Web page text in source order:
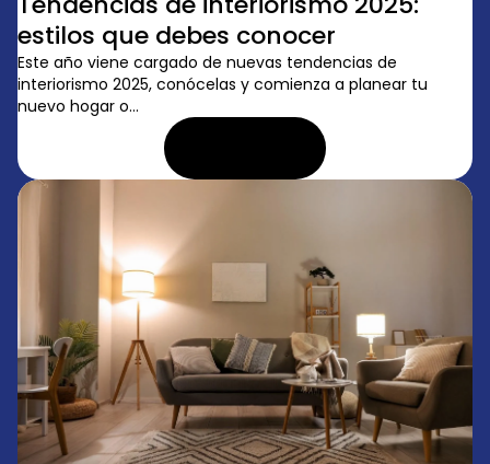
estilos que debes conocer
Este año viene cargado de nuevas tendencias de
interiorismo 2025, conócelas y comienza a planear tu
nuevo hogar o...